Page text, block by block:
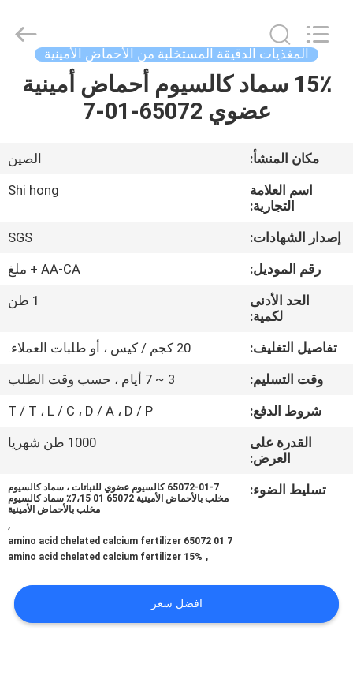
الصفحة
منتجات
أشرطة
فيديو
معلومات
المعمل
الجودة
اطلب
Technology
Co.,Ltd.
Reserved.
المغذيات الدقيقة المستخلبة من الأحماض الأمينية
15٪ سماد كالسيوم أحماض أمينية
عضوي 65072-01-7
مكان المنشأ:
الصين
اسم العلامة
التجارية:
Shi hong
إصدار الشهادات:
SGS
رقم الموديل:
AA-CA + ملغ
الحد الأدنى
لكمية:
1 طن
تفاصيل التغليف:
20 كجم / كيس ، أو طلبات العملاء.
وقت التسليم:
3 ~ 7 أيام ، حسب وقت الطلب
شروط الدفع:
T / T ، L / C ، D / A ، D / P
القدرة على
العرض:
1000 طن شهريا
تسليط الضوء:
65072-01-7 كالسيوم عضوي للنباتات ، سماد كالسيوم
مخلب بالأحماض الأمينية 65072 01 7،15٪ سماد كالسيوم
مخلب بالأحماض الأمينية
,
amino acid chelated calcium fertilizer 65072 01 7
,
15% amino acid chelated calcium fertilizer
افضل سعر